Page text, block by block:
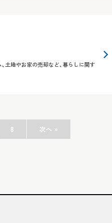
土地やお家の売却など、暮らしに関す
8 次へ »